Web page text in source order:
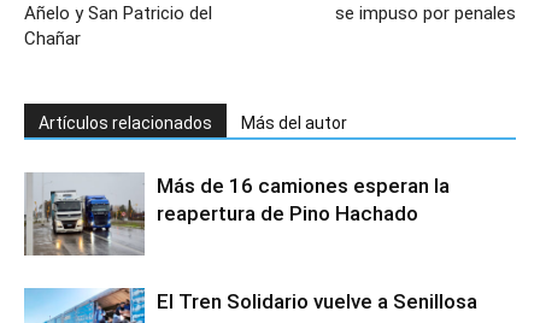
Añelo y San Patricio del
Chañar
se impuso por penales
Artículos relacionados Más del autor
Más de 16 camiones esperan la
reapertura de Pino Hachado
El Tren Solidario vuelve a Senillosa